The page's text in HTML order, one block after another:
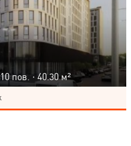
10пов. · 40.30 м²